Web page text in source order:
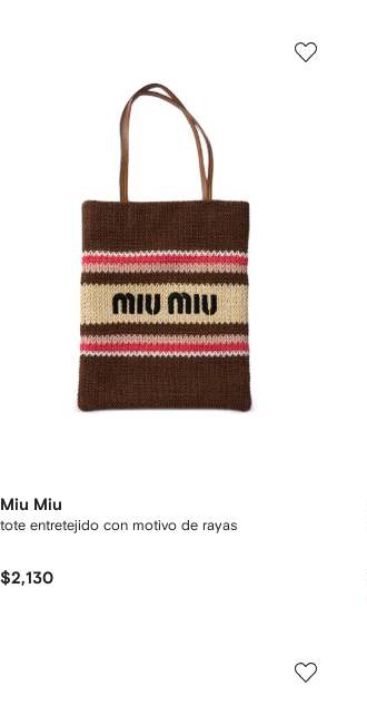
Miu Miu
tote entretejido con motivo de rayas
$2,130